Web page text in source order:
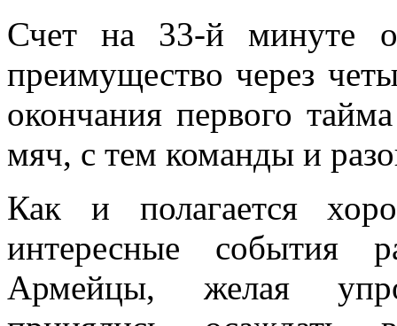
Счет на 33-й минуте
преимущество через
окончания первого
мяч, с тем команды и
Как и полагается
интересные события
Армейцы, желая